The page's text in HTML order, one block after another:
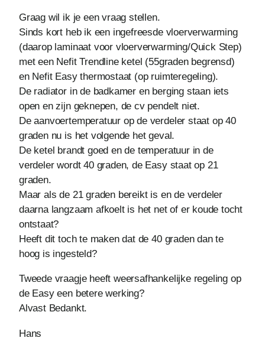
Graag wil ik je een vraag stellen.
Sinds kort heb ik een ingefreesde vloerverwarming
(daarop laminaat voor vloerverwarming/Quick Step)
met een Nefit Trendline ketel (55graden begrensd)
en Nefit Easy thermostaat (op ruimteregeling).
De radiator in de badkamer en berging staan iets
open en zijn geknepen, de cv pendelt niet.
De aanvoertemperatuur op de verdeler staat op 40
graden nu is het volgende het geval.
De ketel brandt goed en de temperatuur in de
verdeler wordt 40 graden, de Easy staat op 21
graden.
Maar als de 21 graden bereikt is en de verdeler
daarna langzaam afkoelt is het net of er koude tocht
ontstaat?
Heeft dit toch te maken dat de 40 graden dan te
hoog is ingesteld?
Tweede vraagje heeft weersafhankelijke regeling op
de Easy een betere werking?
Alvast Bedankt.
Hans